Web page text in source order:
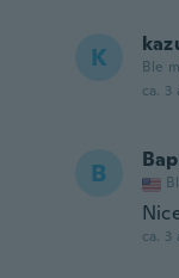
K Ble
ca. 3
B
ca. 3